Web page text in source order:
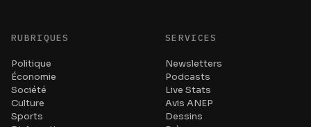
RUBRIQUES
Politique
Économie
Société
Culture
Sports
SERVICES
Newsletters
Podcasts
Live Stats
Avis ANEP
Dessins